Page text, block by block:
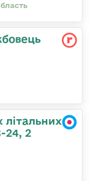
літальних
24, 2